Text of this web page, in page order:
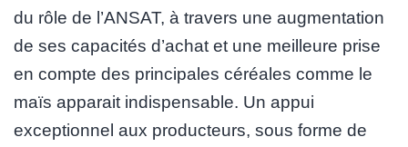
du rôle de l’ANSAT, à travers une augmentation
de ses capacités d’achat et une meilleure prise
en compte des principales céréales comme le
maïs apparait indispensable. Un appui
exceptionnel aux producteurs, sous forme de